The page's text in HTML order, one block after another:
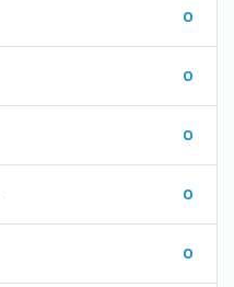
0
0
0
0
0